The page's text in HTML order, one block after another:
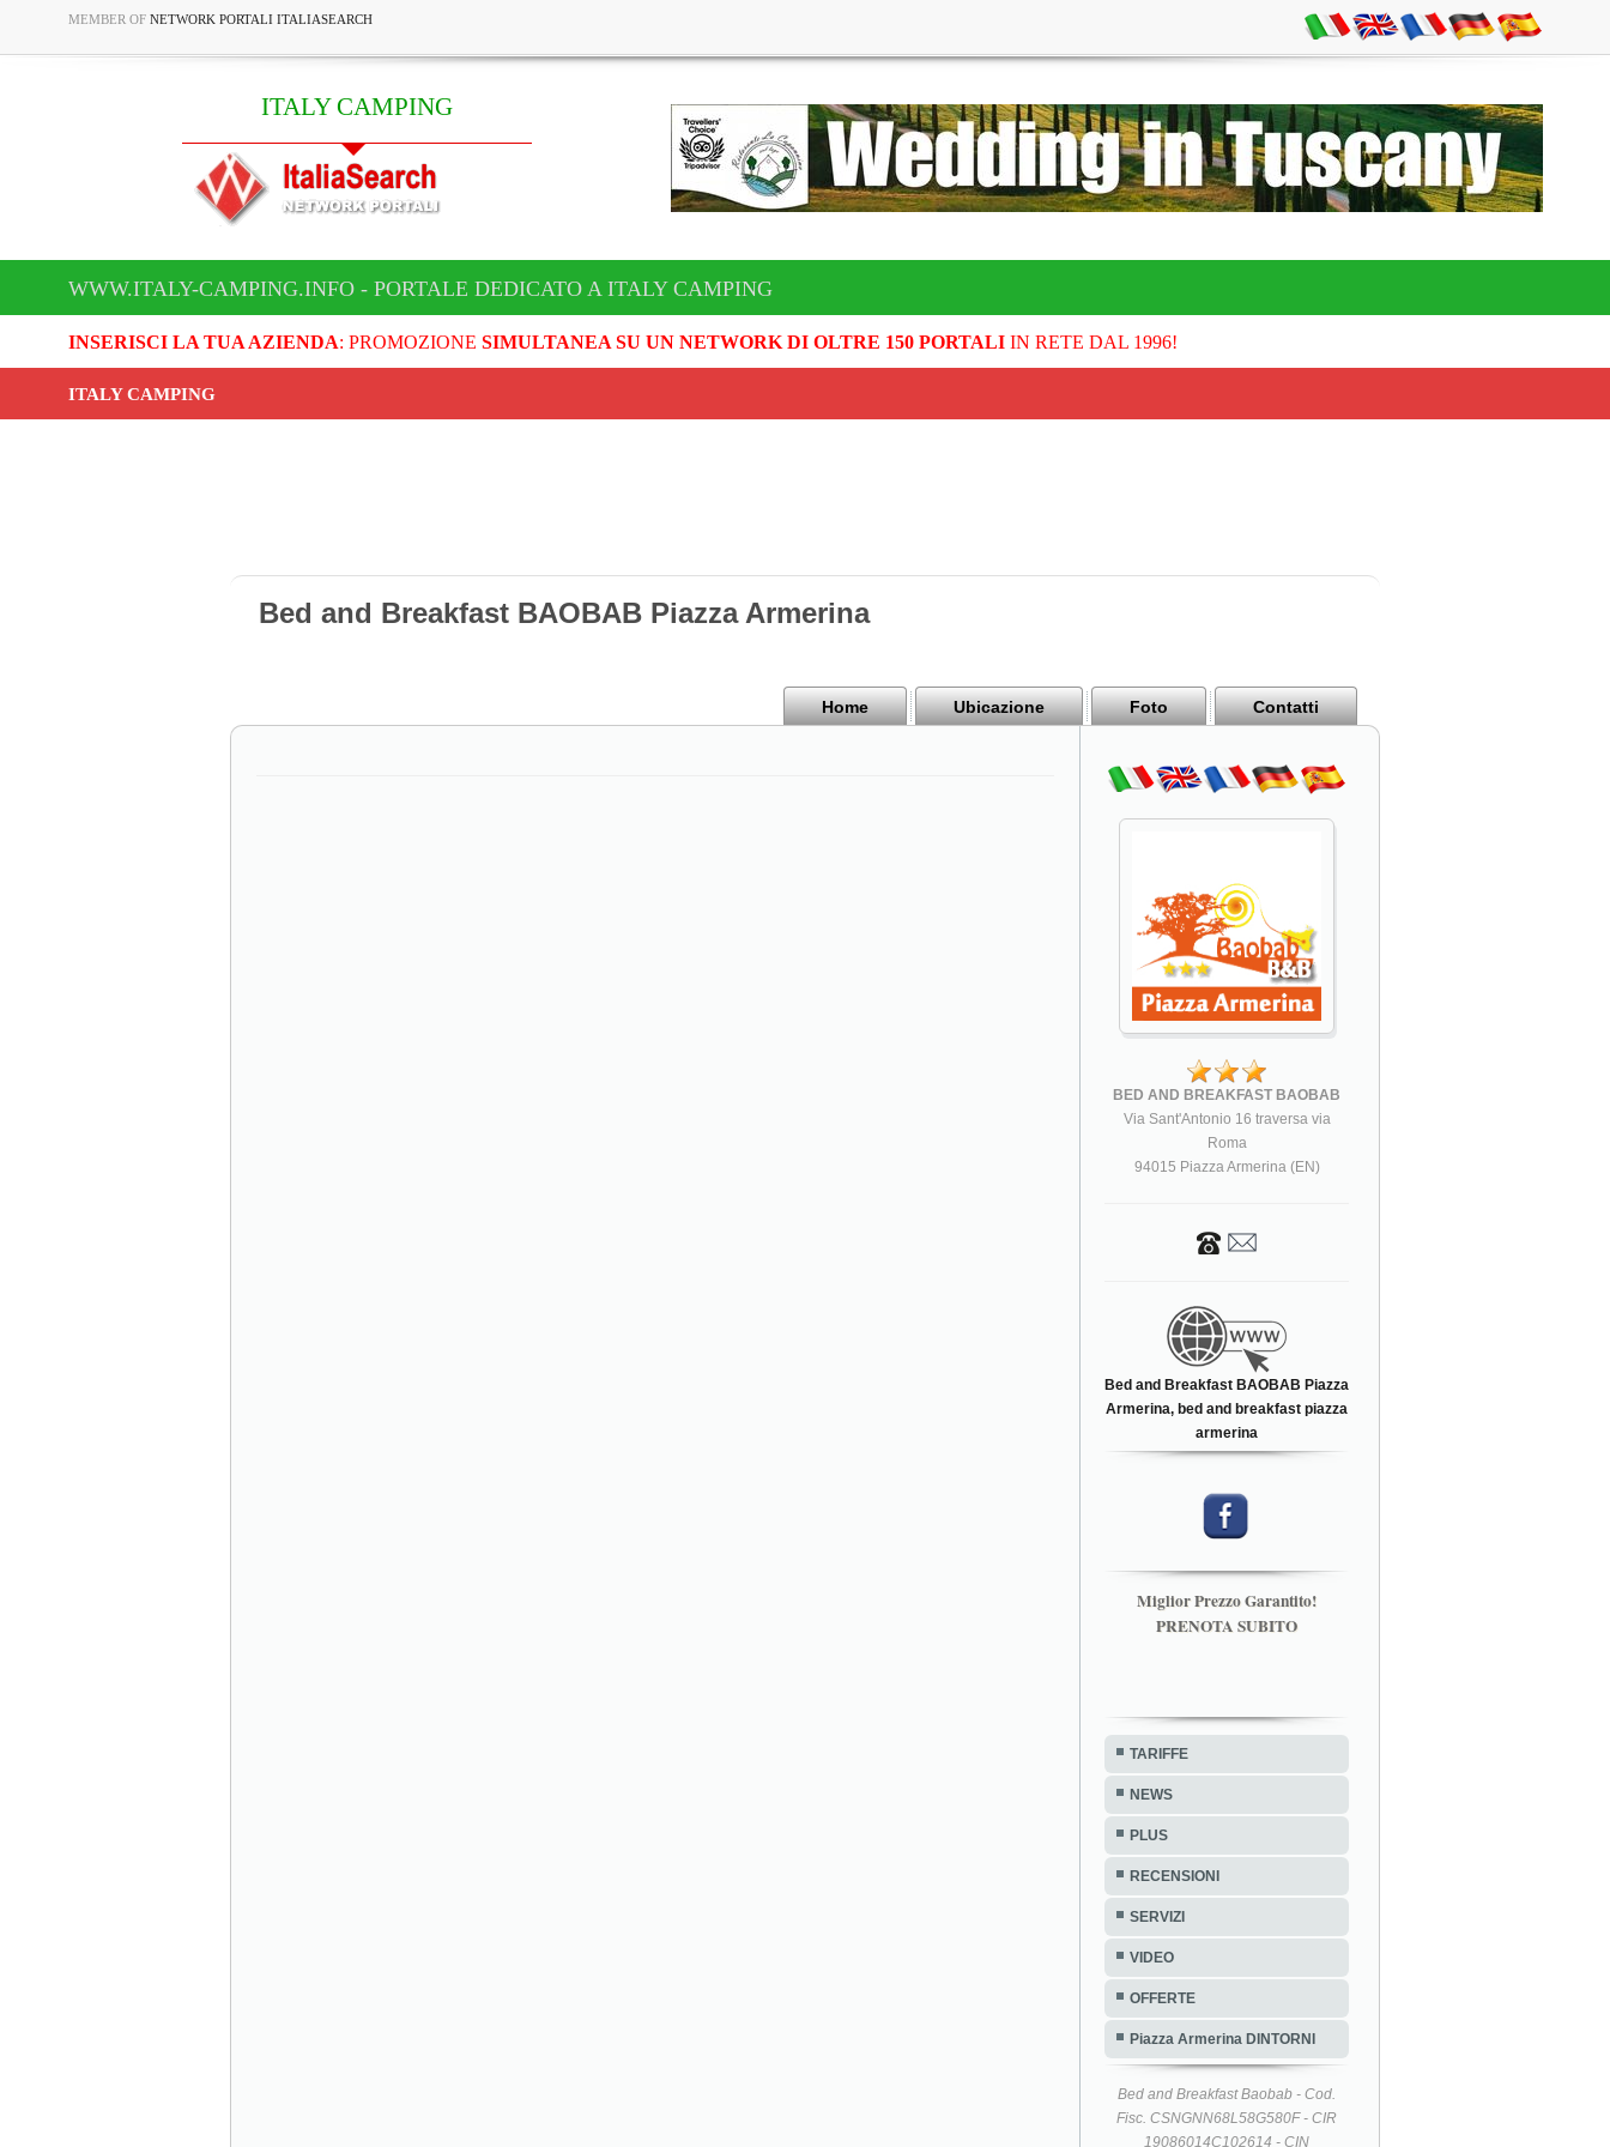
MEMBER OF NETWORK PORTALI ITALIASEARCH
ITALY CAMPING
WWW.ITALY-CAMPING.INFO - PORTALE DEDICATO A ITALY CAMPING
INSERISCI LA TUA AZIENDA: PROMOZIONE SIMULTANEA SU UN NETWORK DI OLTRE 150 PORTALIIN RETE DAL 1996!
ITALY CAMPING
Bed and Breakfast BAOBAB Piazza Armerina
Home Ubicazione Foto Contatti
BED AND BREAKFAST BAOBAB
Via Sant'Antonio 16 traversa via
Roma
94015 Piazza Armerina (EN)
Bed and Breakfast BAOBAB Piazza
Armerina, bed and breakfast piazza
armerina
Miglior Prezzo Garantito!
PRENOTA SUBITO
TARIFFE
NEWS
PLUS
RECENSIONI
SERVIZI
VIDEO
OFFERTE
Piazza Armerina DINTORNI
Bed and Breakfast Baobab - Cod.
Fisc. CSNGNN68L58G580F - CIR
19086014C102614 - CIN